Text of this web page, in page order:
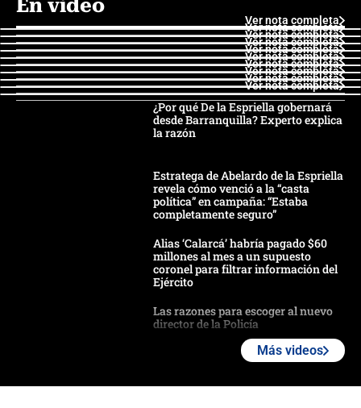
En video
Ver nota completa
Ver nota completa
Ver nota completa
Ver nota completa
Ver nota completa
Ver nota completa
Ver nota completa
Ver nota completa
Ver nota completa
Ver nota completa
¿Por qué De la Espriella gobernará
desde Barranquilla? Experto explica
la razón
Estratega de Abelardo de la Espriella
revela cómo venció a la “casta
política” en campaña: “Estaba
completamente seguro”
Alias ‘Calarcá’ habría pagado $60
millones al mes a un supuesto
coronel para filtrar información del
Ejército
Las razones para escoger al nuevo
director de la Policía
Más videos